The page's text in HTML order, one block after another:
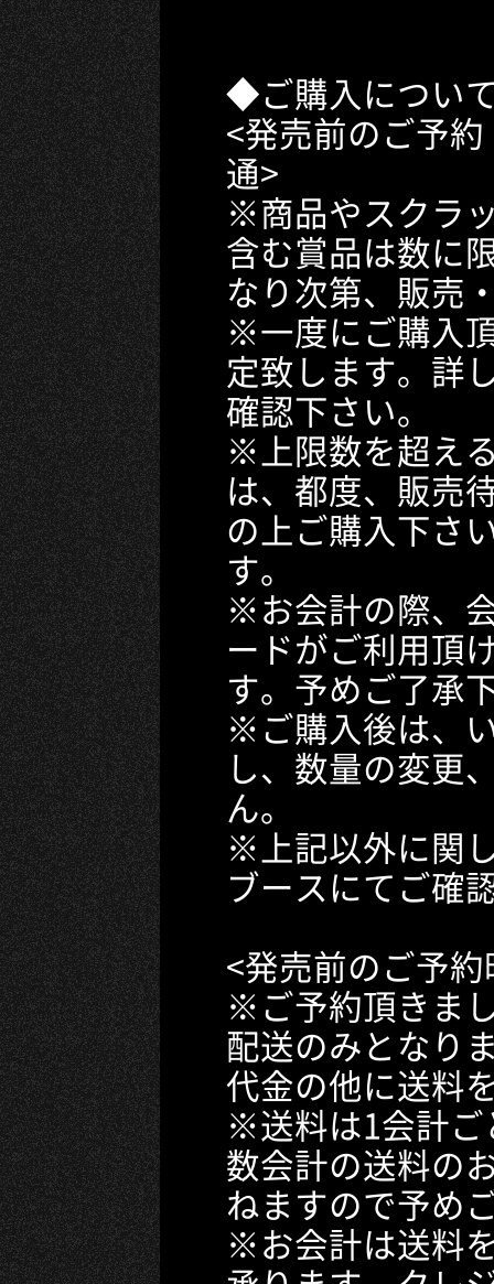
◆ご購入につい
<発売前のご予
通>
※商品やスクラ
含む賞品は数に
なり次第、販売
※一度にご購入
定致します。詳
確認下さい。
※上限数を超え
は、都度、販売
の上ご購入下さ
す。
※お会計の際、
ードがご利用頂
す。予めご了承
※ご購入後は、
し、数量の変更
ん。
※上記以外に関
ブースにてご確
<発売前のご予約
※ご予約頂きま
配送のみとなり
代金の他に送料
※送料は1会計ご
数会計の送料の
ねますので予め
※お会計は送料